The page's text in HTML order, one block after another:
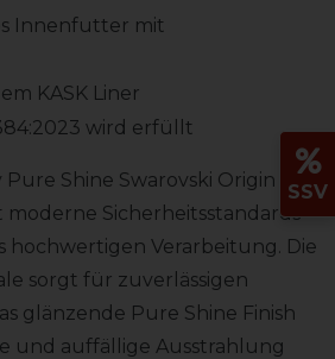
Innenfutter mit
KASK Liner
wird erfüllt
Pure Shine Swarovski Origin
Sicherheitsstandards
hochwertigen Verarbeitung. Die
sorgt für zuverlässigen
glänzende Pure Shine Finish
und auffällige Ausstrahlung
SSV